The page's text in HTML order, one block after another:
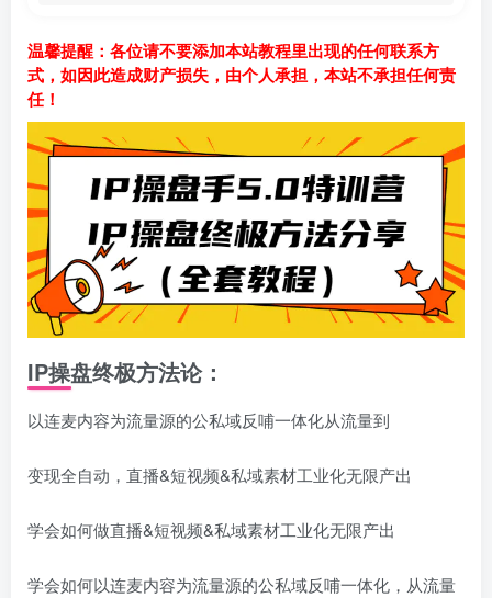
温馨提醒：各位请不要添加本站教程里出现的任何联系方
式，如因此造成财产损失，由个人承担，本站不承担任何责
任！
IP操盘终极方法论：
以连麦内容为流量源的公私域反哺一体化从流量到
变现全自动，直播&短视频&私域素材工业化无限产出
学会如何做直播&短视频&私域素材工业化无限产出
学会如何以连麦内容为流量源的公私域反哺一体化，从流量